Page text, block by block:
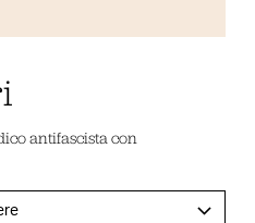
antifascista con